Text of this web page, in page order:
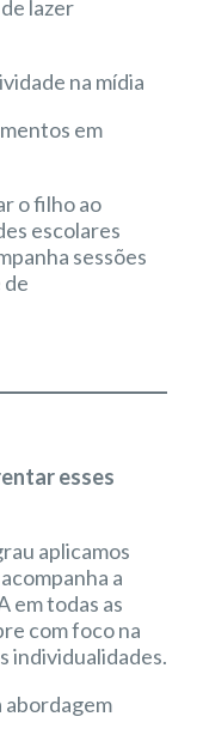
lazer
na mídia
em
o filho ao
escolares
sessões
de
esses
aplicamos
a
em todas as
com foco na
individualidades.
abordagem